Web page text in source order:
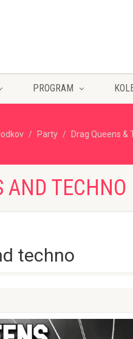
PROGRAM
Party Drag Queens &
AND TECHNO
techno